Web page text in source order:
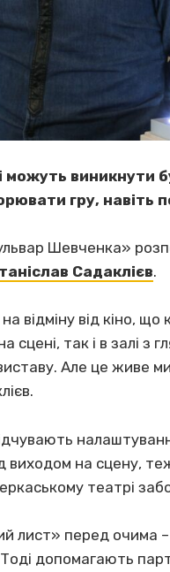
можуть виникнути
гру, навіть
Шевченка»
Садаклієв.
відміну від кіно,
сцені, так і в залі з
Але це живе
виходом на сцену,
театрі
лист» перед очима
допомагають